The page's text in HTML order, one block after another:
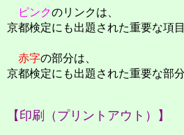
ピンクのリンクは、
京都検定にも出題された重要な項
赤字の部分は、
京都検定にも出題された重要な部
【印刷（プリントアウト）】